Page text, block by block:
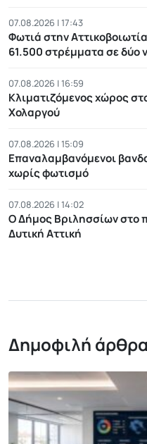
07.08.2026 | 17:43
Φωτιά στην
61.500 στρέμματα σε δύο
07.08.2026 | 16:59
Κλιματιζόμενος χώρος
Χολαργού
07.08.2026 | 15:09
Επαναλαμβανόμενοι
χωρίς φωτισμό
07.08.2026 | 14:02
Ο Δήμος Βριλησσίων στο
Δυτική Αττική
Δημοφιλή άρθρα